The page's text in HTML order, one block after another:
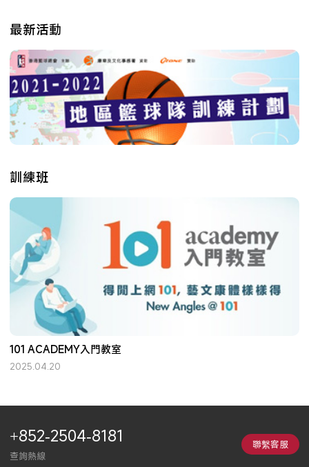
最新活動
訓練班
101 ACADEMY入門教室
2025.04.20
+852-2504-8181
查詢熱線
聯繫客服